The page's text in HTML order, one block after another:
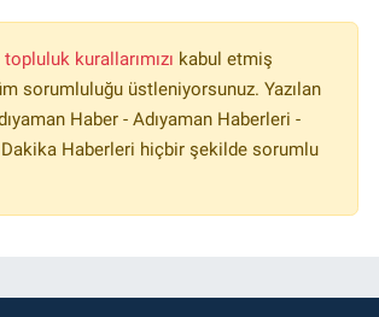
topluluk kurallarımızı kabul etmiş
sorumluluğu üstleniyorsunuz. Yazılan
Haber - Adıyaman Haberleri -
Dakika Haberleri hiçbir şekilde sorumlu